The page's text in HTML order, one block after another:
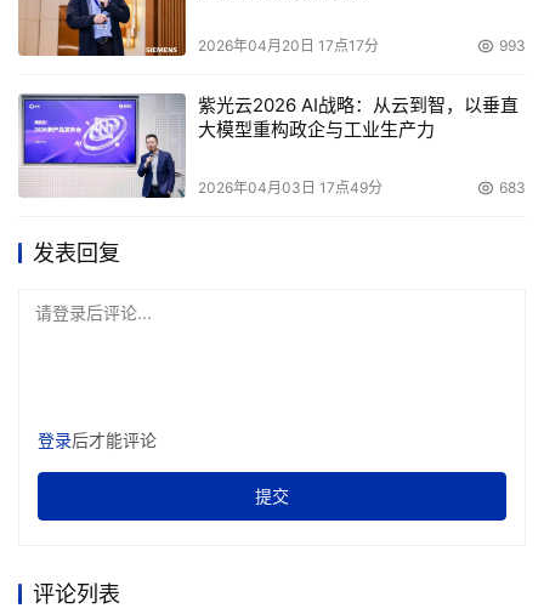
2026年04月20日 17点17分 993
紫光云2026 AI战略：从云到智，以垂直
大模型重构政企与工业生产力
2026年04月03日 17点49分 683
发表回复
请登录后评论...
登录后才能评论
提交
评论列表